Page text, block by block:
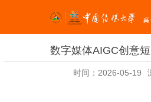
数字媒体AIGC创意
时间：2026-05-19